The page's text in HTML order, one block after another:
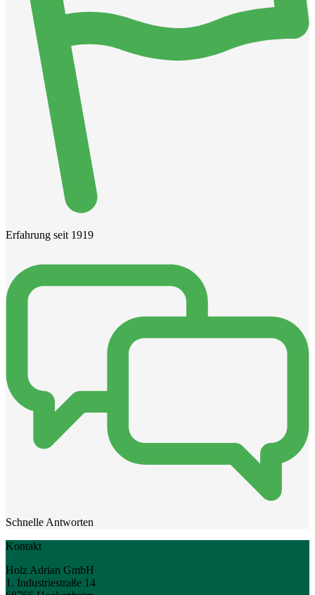
Erfahrung seit 1919
Schnelle Antworten
Kontakt
Holz Adrian GmbH
1. Industriestraße 14